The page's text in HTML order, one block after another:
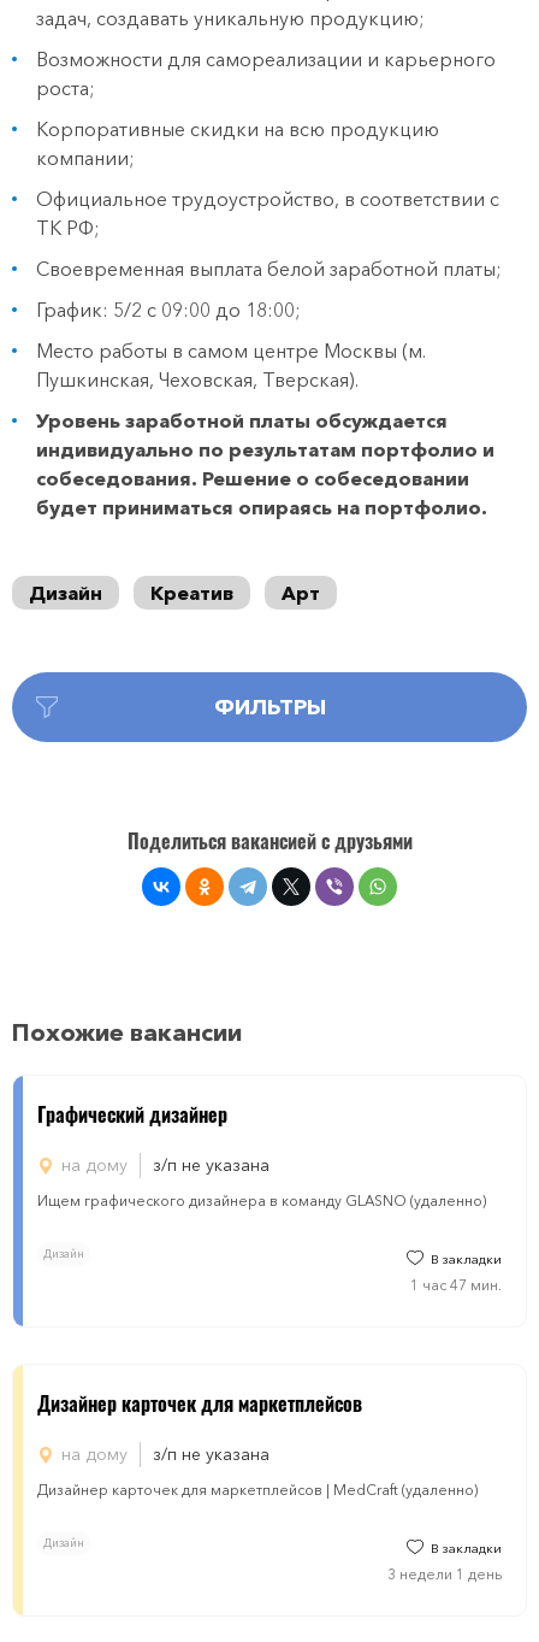
задач, создавать уникальную продукцию;
Возможности для самореализации и карьерного
роста;
Корпоративные скидки на всю продукцию
компании;
Официальное трудоустройство, в соответствии с
ТК РФ;
Своевременная выплата белой заработной платы;
График: 5/2 с 09:00 до 18:00;
Место работы в самом центре Москвы (м.
Пушкинская, Чеховская, Тверская).
Уровень заработной платы обсуждается
индивидуально по результатам портфолио и
собеседования. Решение о собеседовании
будет приниматься опираясь на портфолио.
Дизайн Креатив Арт
ФИЛЬТРЫ
Поделиться вакансией с друзьями
Похожие вакансии
Графический дизайнер
на дому з/п не указана
Ищем графического дизайнера в команду GLASNO (удаленно)
Дизайн В закладки
1 час 47 мин.
Дизайнер карточек для маркетплейсов
на дому з/п не указана
Дизайнер карточек для маркетплейсов | MedCraft (удаленно)
Дизайн В закладки
3 недели 1 день